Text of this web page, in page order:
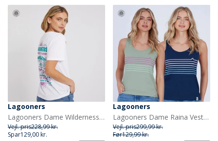
Lagooners
Lagooners Dame Wilderness T-shirts Hvid
Vejl. pris228,99 kr.
Spar129,00 kr.
Lagooners
Lagooners Dame Raina Veste Flerfarvet
Vejl. pris299,99 kr.
Før129,99 kr.